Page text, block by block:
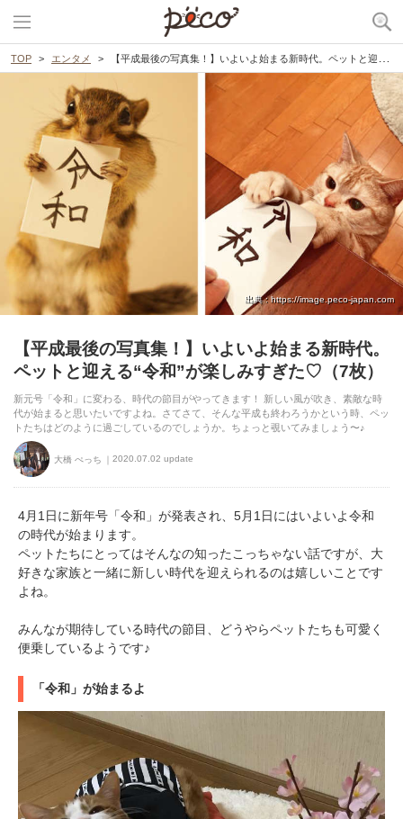
TOP エンタメ 【平成最後の写真集！】いよいよ始まる新時代。ペットと迎える“令和”が楽しみすぎた♡（7枚）
出典 : https://image.peco-japan.com
【平成最後の写真集！】いよいよ始まる新時代。
ペットと迎える“令和”が楽しみすぎた♡（7枚）
新元号「令和」に変わる、時代の節目がやってきます！ 新しい風が吹き、素敵な時
代が始まると思いたいですよね。さてさて、そんな平成も終わろうかという時、ペッ
トたちはどのように過ごしているのでしょうか。ちょっと覗いてみましょう〜♪
大橋 ぺっち 2020.07.02 update
4月1日に新年号「令和」が発表され、5月1日にはいよいよ令和
の時代が始まります。
ペットたちにとってはそんなの知ったこっちゃない話ですが、大
好きな家族と一緒に新しい時代を迎えられるのは嬉しいことです
よね。
みんなが期待している時代の節目、どうやらペットたちも可愛く
便乗しているようです♪
「令和」が始まるよ